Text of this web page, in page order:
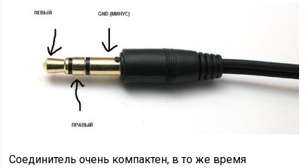
Соединитель очень компактен, в то же время